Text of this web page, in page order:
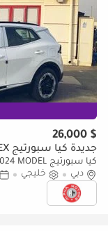
$ 26,000
جديدة كيا سبورتيج EX
كيا سبورتيج EX KIA SPORTAGE 1.6L GCC SPECS 2024 MODEL
دبي
خليجي